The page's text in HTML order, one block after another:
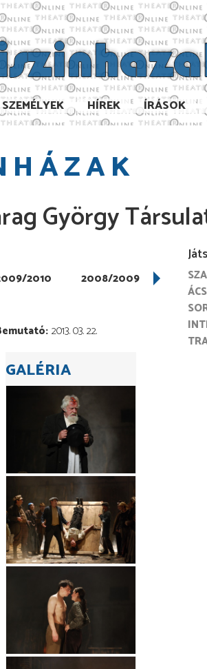
SZEMÉLYEK HÍREK ÍRÁSOK
György
2010 2008/2009 2007/
2013. 03. 22.
GALÉRIA